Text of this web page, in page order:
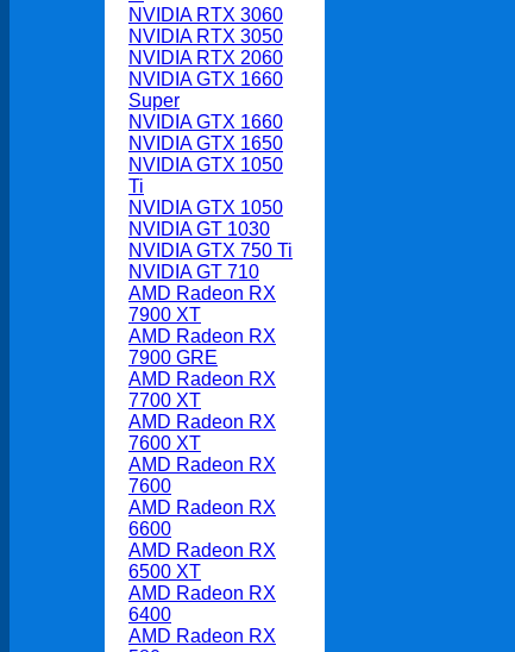
NVIDIA RTX 3060
NVIDIA RTX 3050
NVIDIA RTX 2060
NVIDIA GTX 1660
Super
NVIDIA GTX 1660
NVIDIA GTX 1650
NVIDIA GTX 1050
Ti
NVIDIA GTX 1050
NVIDIA GT 1030
NVIDIA GTX 750 Ti
NVIDIA GT 710
AMD Radeon RX
7900 XT
AMD Radeon RX
7900 GRE
AMD Radeon RX
7700 XT
AMD Radeon RX
7600 XT
AMD Radeon RX
7600
AMD Radeon RX
6600
AMD Radeon RX
6500 XT
AMD Radeon RX
6400
AMD Radeon RX